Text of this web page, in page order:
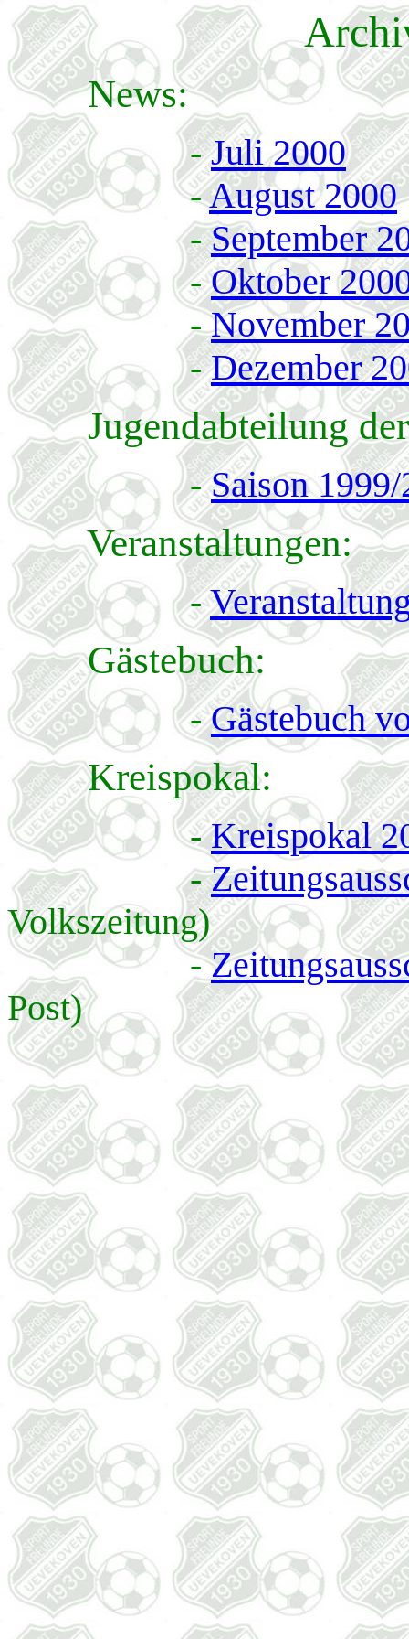
News:
-Juli 2000
-August 2000
-September
-Oktober
-November
-Dezember
Jugendabteilung der
-Saison
Veranstaltungen:
-
Gästebuch:
-Gästebuch
Kreispokal:
-Kreispokal
-
Volkszeitung)
-
Post)